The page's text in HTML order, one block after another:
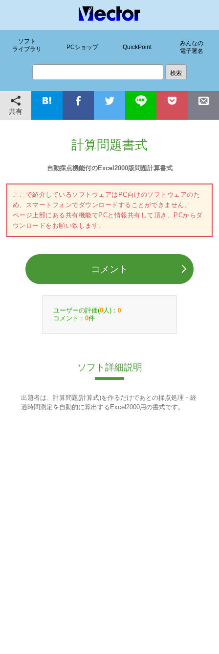
ソフト
ライブラリ
PCショップ QuickPoint
みんなの
電子署名
共有
計算問題書式
自動採点機能付のExcel2000版問題計算書式
ここで紹介しているソフトウェアはPC向けのソフトウェアのた
め、スマートフォンでダウンロードすることができません。
ページ上部にある共有機能でPCと情報共有して頂き、PCからダ
ウンロードをお願い致します。
コメント
ユーザーの評価(0 人)： 0
コメント： 0件
ソフト詳細説明
出題者は、計算問題(計算式)を作るだけであとの採点処理・経
過時間測定を自動的に算出するExcel2000用の書式です。